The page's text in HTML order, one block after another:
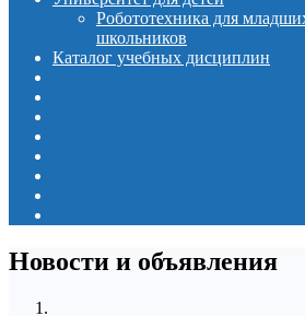
Робототехника для
школьников
Каталог учебных дисциплин
Новости и объявления